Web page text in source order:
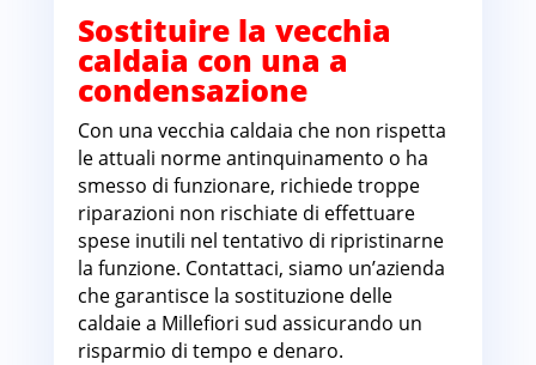
Sostituire la vecchia
caldaia con una a
condensazione
Con una vecchia caldaia che non rispetta
le attuali norme antinquinamento o ha
smesso di funzionare, richiede troppe
riparazioni non rischiate di effettuare
spese inutili nel tentativo di ripristinarne
la funzione. Contattaci, siamo un’azienda
che garantisce la sostituzione delle
caldaie a Millefiori sud assicurando un
risparmio di tempo e denaro.